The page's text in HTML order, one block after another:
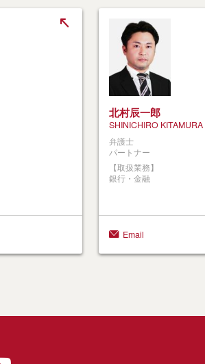
北村辰一郎
SHINICHIRO KITAMURA
弁護士
パートナー
【取扱業務】
銀行・金融
Email